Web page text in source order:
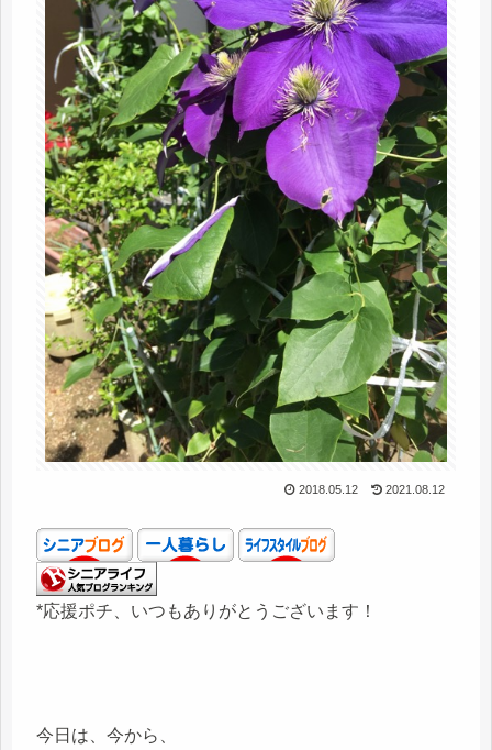
2018.05.12 2021.08.12
*応援ポチ、いつもありがとうございます！
今日は、今から、